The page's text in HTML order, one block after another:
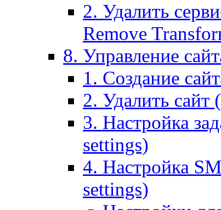
2. Удалить
Remove
8. Управление
1. Создание
2. Удалить сайт
3. Настройка
settings)
4. Настройка
settings)